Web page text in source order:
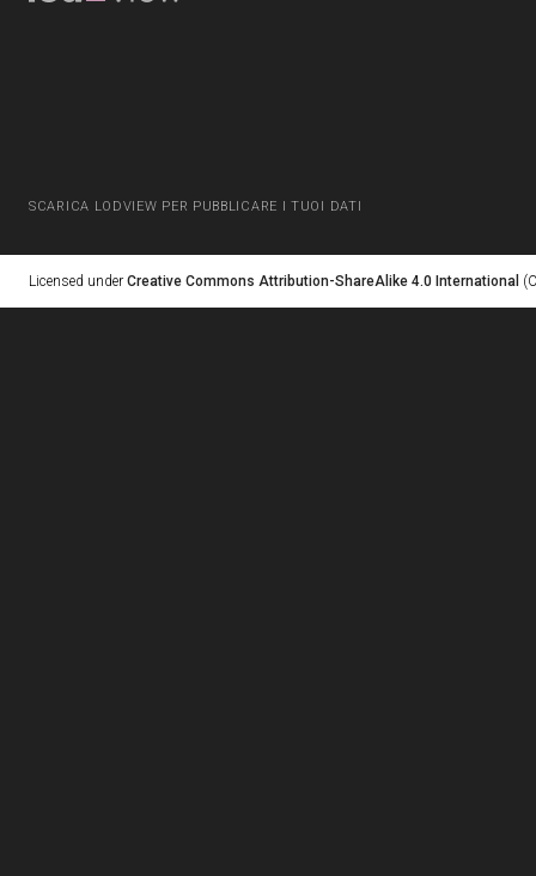
SCARICA LODVIEW PER PUBBLICARE I TUOI DATI
Licensed under Creative Commons Attribution-ShareAlike 4.0 International